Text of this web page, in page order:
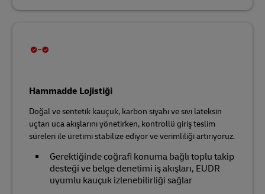
Hammadde Lojistiği
Doğal ve sentetik kauçuk, karbon siyahı ve sıvı lateksin
uçtan uca akışlarını yönetirken, kontrollü giriş teslim
süreleri ile üretimi stabilize ediyor ve verimliliği artırıyoruz.
Gerektiğinde coğrafi konuma bağlı toplu takip
desteği ve belge denetimi iş akışları, EUDR
uyumlu kauçuk izlenebilirliği sağlar